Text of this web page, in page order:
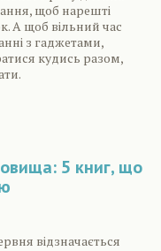
щоб нарешті
А щоб вільний час
з гаджетами,
кудись разом,
5 книг, що
відзначається